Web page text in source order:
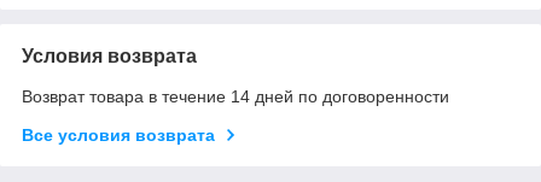
Условия возврата
Возврат товара в течение 14 дней по договоренности
Все условия возврата